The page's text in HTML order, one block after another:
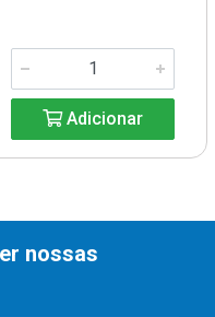
Adicionar
nossas